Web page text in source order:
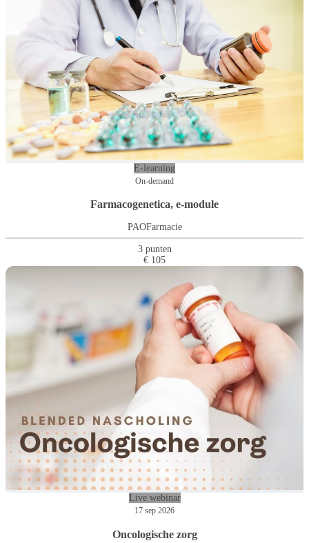
E-learning
On-demand
Farmacogenetica, e-module
PAOFarmacie
3 punten
€ 105
Live webinar
17 sep 2026
Oncologische zorg